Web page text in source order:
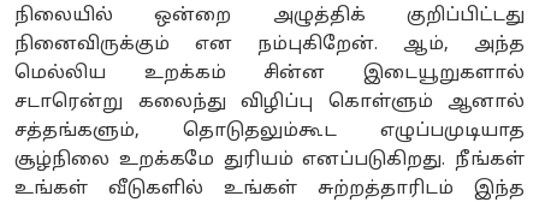
நிலையில் ஒன்றை அழுத்திக் குறிப்பிட்டது
நினைவிருக்கும் என நம்புகிறேன். ஆம், அந்த
மெல்லிய உறக்கம் சின்ன இடையூறுகளால்
சடாரென்று கலைந்து விழிப்பு கொள்ளும் ஆனால்
சத்தங்களும், தொடுதலும்கூட எழுப்பமுடியாத
சூழ்நிலை உறக்கமே துரியம் எனப்படுகிறது. நீங்கள்
உங்கள் வீடுகளில் உங்கள் சுற்றத்தாரிடம் இந்த